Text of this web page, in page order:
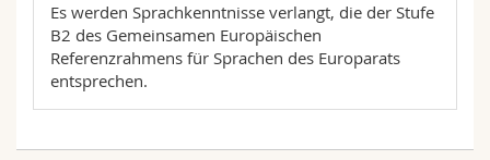
Es werden Sprachkenntnisse verlangt, die der Stufe
B2 des Gemeinsamen Europäischen
Referenzrahmens für Sprachen des Europarats
entsprechen.